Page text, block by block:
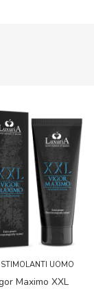
UOMO
Maximo XXL